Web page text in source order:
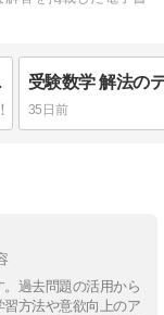
ク
35日前
過去問題の活用から
方法や意欲向上のア